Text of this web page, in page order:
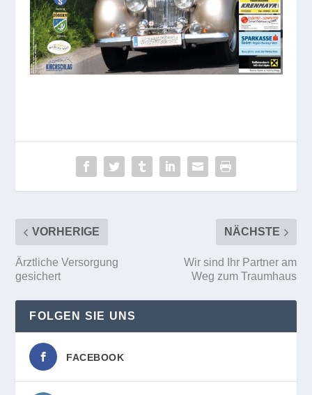
VORHERIGE
Ärztliche Versorgung
gesichert
NÄCHSTE
Wir sind Ihr Partner am
Weg zum Traumhaus
FOLGEN SIE UNS
FACEBOOK